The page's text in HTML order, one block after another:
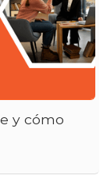
y cómo